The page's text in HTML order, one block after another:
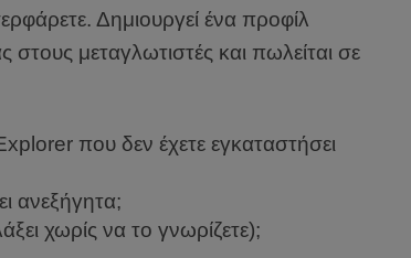
Δημιουργεί ένα προφίλ
στους μεταγλωτιστές και πωλείται σε
που δεν έχετε εγκαταστήσει
ανεξήγητα;
χωρίς να το γνωρίζετε);